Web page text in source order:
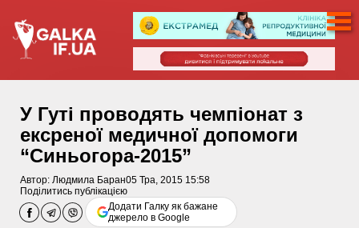
У Гуті проводять чемпіонат з
ексреної медичної допомоги
“Синьогора-2015”
Автор: Людмила Баран05 Тра, 2015 15:58
Поділитись публікацією
Додати Галку як бажане
джерело в Google